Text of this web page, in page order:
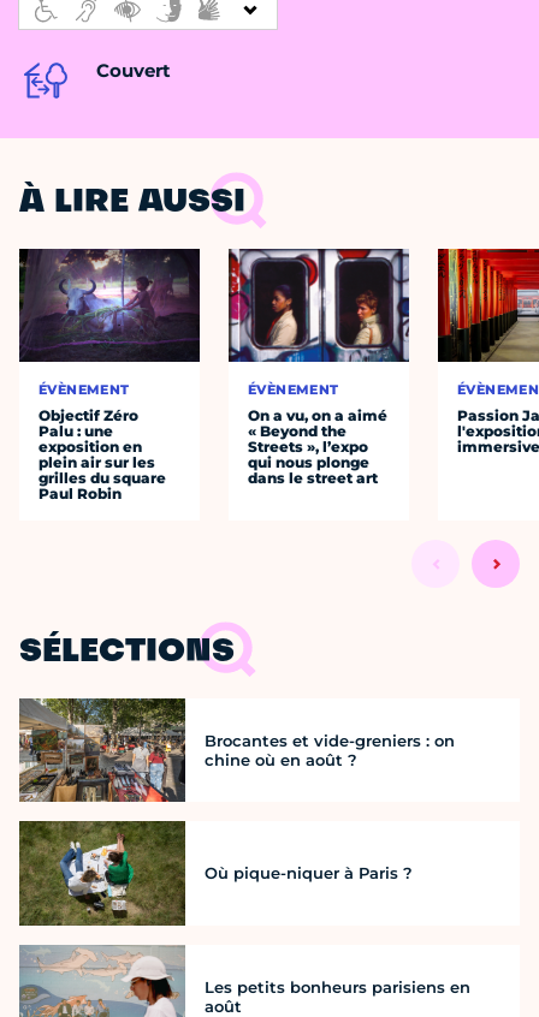
Couvert
À LIRE AUSSI
ÉVÈNEMENT
Objectif Zéro
Palu : une
exposition en
plein air sur les
grilles du square
Paul Robin
ÉVÈNEMENT
On a vu, on a aimé
« Beyond the
Streets », l’expo
qui nous plonge
dans le street art
Passion
SÉLECTIONS
Brocantes et vide-greniers : on
chine où en août ?
Où pique-niquer à Paris ?
Les petits bonheurs parisiens en
août